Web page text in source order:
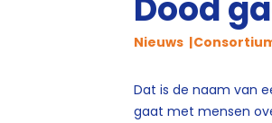
Dood
Nieuws
Dat is de naam van
gaat met mensen